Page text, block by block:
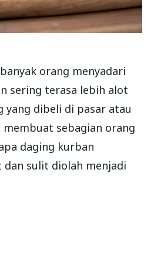
orang menyadari
sering terasa lebih alot
yang dibeli di pasar atau
sebagian orang
daging kurban
sulit diolah menjadi